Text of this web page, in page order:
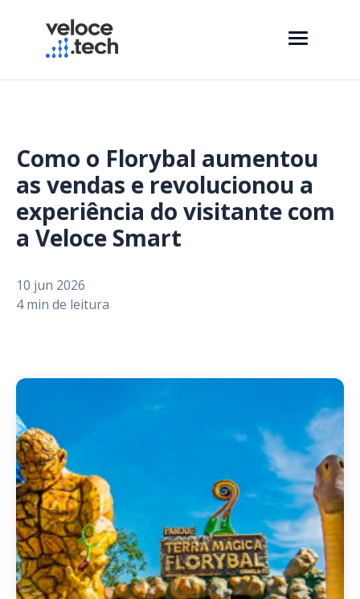
Como o Florybal aumentou
as vendas e revolucionou a
experiência do visitante com
a Veloce Smart
10 jun 2026
4 min de leitura